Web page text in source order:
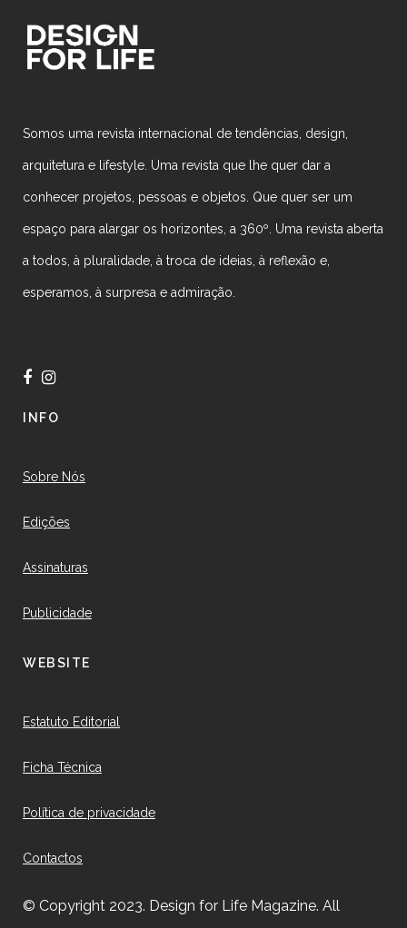
Somos uma revista internacional de tendências, design,
arquitetura e lifestyle. Uma revista que lhe quer dar a
conhecer projetos, pessoas e objetos. Que quer ser um
espaço para alargar os horizontes, a 360º. Uma revista aberta
a todos, à pluralidade, à troca de ideias, à reflexão e,
esperamos, à surpresa e admiração.
INFO
Sobre Nós
Edições
Assinaturas
Publicidade
WEBSITE
Estatuto Editorial
Ficha Técnica
Política de privacidade
Contactos
© Copyright 2023. Design for Life Magazine. All